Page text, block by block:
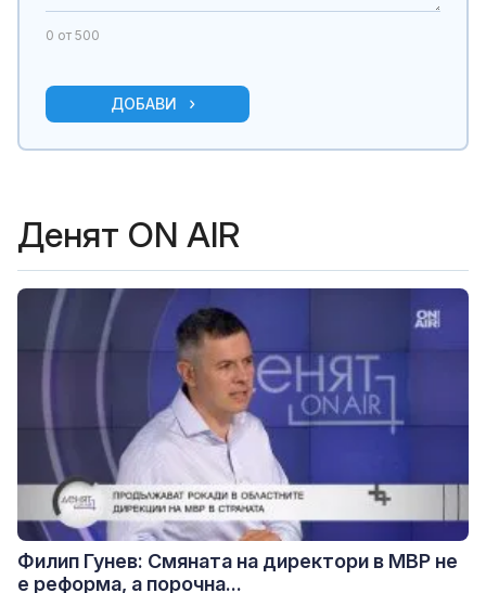
0 от 500
ДОБАВИ
Денят ON AIR
Филип Гунев: Смяната на директори в МВР не
е реформа, а порочна...